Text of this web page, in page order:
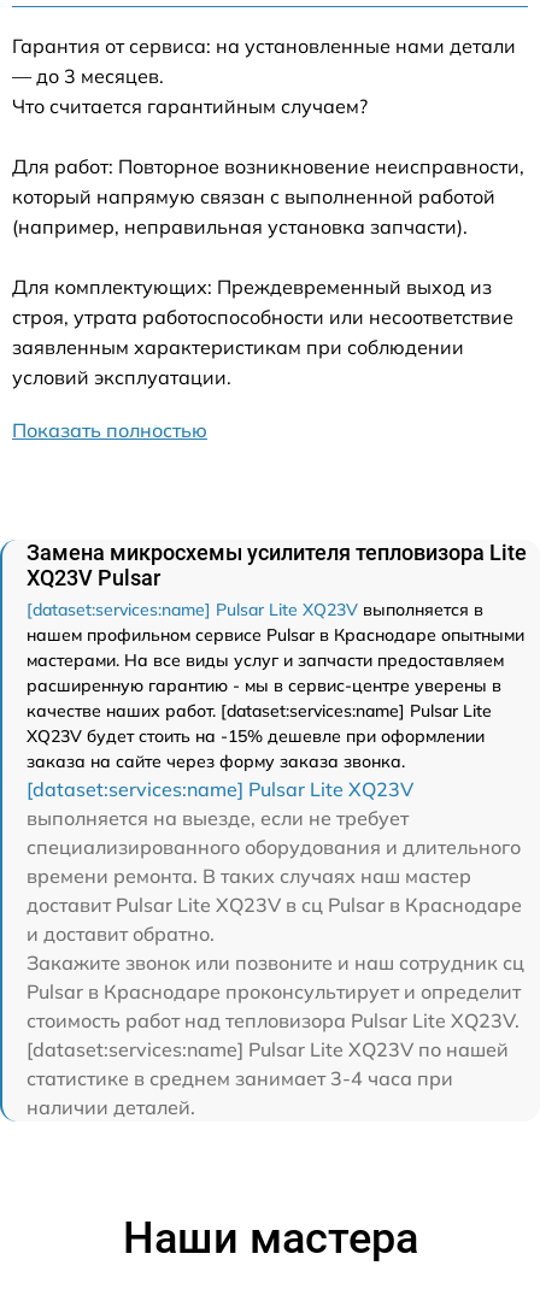
Гарантия от сервиса: на установленные нами детали
— до 3 месяцев.
Что считается гарантийным случаем?
Для работ: Повторное возникновение неисправности,
который напрямую связан с выполненной работой
(например, неправильная установка запчасти).
Для комплектующих: Преждевременный выход из
строя, утрата работоспособности или несоответствие
заявленным характеристикам при соблюдении
условий эксплуатации.
Показать полностью
Замена микросхемы усилителя тепловизора Lite
XQ23V Pulsar
[dataset:services:name] Pulsar Lite XQ23V выполняется в
нашем профильном сервисе Pulsar в Краснодаре опытными
мастерами. На все виды услуг и запчасти предоставляем
расширенную гарантию - мы в сервис-центре уверены в
качестве наших работ. [dataset:services:name] Pulsar Lite
XQ23V будет стоить на -15% дешевле при оформлении
заказа на сайте через форму заказа звонка.
[dataset:services:name] Pulsar Lite XQ23V
выполняется на выезде, если не требует
специализированного оборудования и длительного
времени ремонта. В таких случаях наш мастер
доставит Pulsar Lite XQ23V в сц Pulsar в Краснодаре
и доставит обратно.
Закажите звонок или позвоните и наш сотрудник сц
Pulsar в Краснодаре проконсультирует и определит
стоимость работ над тепловизора Pulsar Lite XQ23V.
[dataset:services:name] Pulsar Lite XQ23V по нашей
статистике в среднем занимает 3-4 часа при
наличии деталей.
Наши мастера